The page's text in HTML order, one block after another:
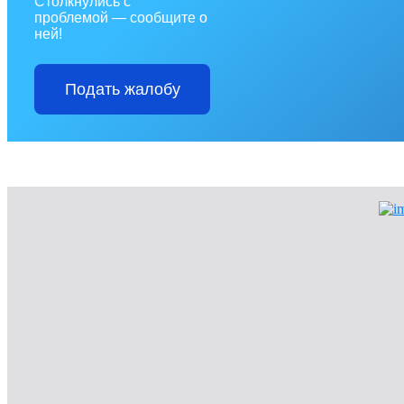
проблемой — сообщите о
ней!
Подать жалобу